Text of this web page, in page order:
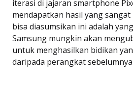
iterasi di jajaran smartphone
mendapatkan hasil yang sangat
bisa diasumsikan ini adalah
Samsung mungkin akan
untuk menghasilkan bidikan
daripada perangkat sebelumnya.